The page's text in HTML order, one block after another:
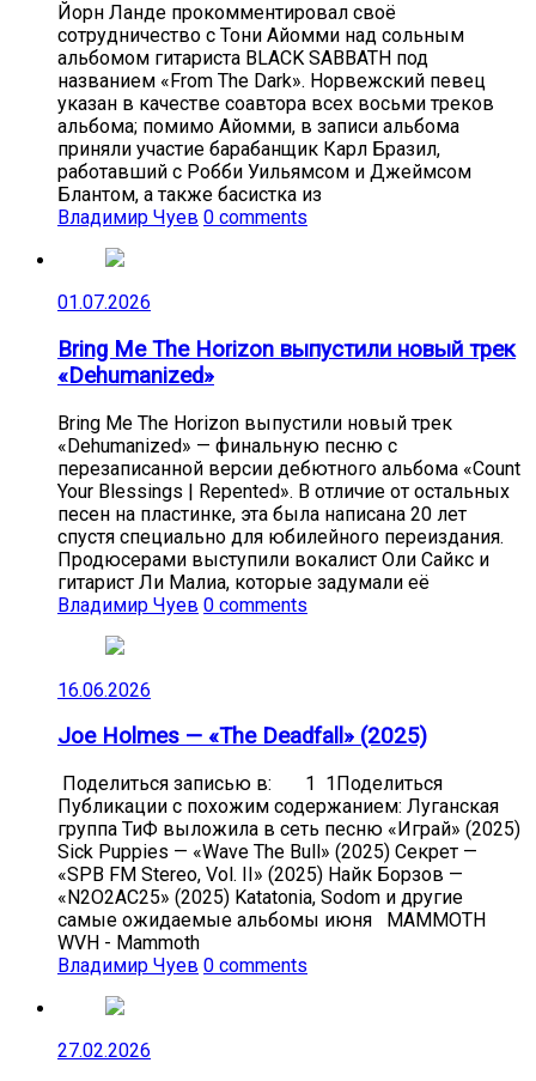
Йорн Ланде прокомментировал своё
сотрудничество с Тони Айомми над сольным
альбомом гитариста BLACK SABBATH под
названием «From The Dark». Норвежский певец
указан в качестве соавтора всех восьми треков
альбома; помимо Айомми, в записи альбома
приняли участие барабанщик Карл Бразил,
работавший с Робби Уильямсом и Джеймсом
Блантом, а также басистка из
Владимир Чуев 0 comments
01.07.2026
Bring Me The Horizon выпустили новый трек
«Dehumanized»
Bring Me The Horizon выпустили новый трек
«Dehumanized» — финальную песню с
перезаписанной версии дебютного альбома «Count
Your Blessings | Repented». В отличие от остальных
песен на пластинке, эта была написана 20 лет
спустя специально для юбилейного переиздания.
Продюсерами выступили вокалист Оли Сайкс и
гитарист Ли Малиа, которые задумали её
Владимир Чуев 0 comments
16.06.2026
Joe Holmes — «The Deadfall» (2025)
Поделиться записью в: 1 1Поделиться
Публикации с похожим содержанием: Луганская
группа ТиФ выложила в сеть песню «Играй» (2025)
Sick Puppies — «Wave The Bull» (2025) Секрет —
«SPB FM Stereo, Vol. II» (2025) Найк Борзов —
«N2O2AC25» (2025) Katatonia, Sodom и другие
самые ожидаемые альбомы июня MAMMOTH
WVH - Mammoth
Владимир Чуев 0 comments
27.02.2026